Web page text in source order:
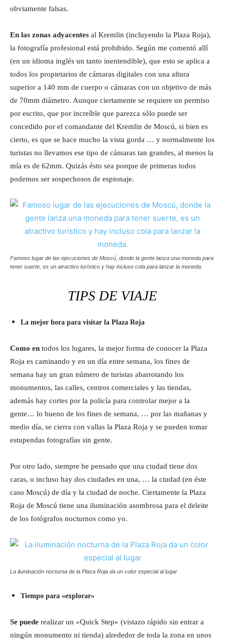
obviamente falsas.
En las zonas adyacentes al Kremlin (incluyendo la Plaza Roja),
la fotografía profesional está prohibido. Según me comentó allí
(en un idioma inglés un tanto inentendible), que esto se aplica a
todos los propietarios de cámaras digitales con una altura
superior a 140 mm de cuerpo o cámaras con un objetivo de más
de 70mm diámetro. Aunque ciertamente se requiere un permiso
por escrito, que por increíble que parezca sólo puede ser
concedido por el comandante del Kremlin de Moscú, si bien es
cierto, es que se hace mucho la vista gorda … y normalmente los
turistas no llevamos ese tipo de cámaras tan grandes, al menos la
mía es de 62mm. Quizás ésto sea porque de primeras todos
podemos ser sospechosos de espionaje.
Famoso lugar de las ejecuciones de Moscú, donde la gente lanza una moneda para
tener suerte, es un atractivo turístico y hay incluso cola para lanzar la moneda.
TIPS DE VIAJE
La mejor hora para visitar la Plaza Roja
Como en todos los lugares, la mejor forma de conocer la Plaza
Roja es caminando y en un día entre semana, los fines de
semana hay un gran número de turistas abarrotando los
monumentos, las calles, centros comerciales y las tiendas,
además hay cortes por la policía para controlar mejor a la
gente… lo bueno de los fines de semana, … por las mañanas y
medio día, se cierra con vallas la Plaza Roja y se pueden tomar
estupendas fotografías sin gente.
Por otro lado, siempre he pensado que una ciudad tiene dos
caras, o incluso hay dos ciudades en una, … la ciudad (en éste
caso Moscú) de día y la ciudad de noche. Ciertamente la Plaza
Roja de Moscú tiene una iluminación asombrosa para el deleite
de los fotógrafos nocturnos como yo.
La iluminación nocturna de la Plaza Roja da un color especial al lugar
Tiempo para «explorar»
Se puede realizar un «Quick Step» (vistazo rápido sin entrar a
ningún monumento ni tienda) alrededor de toda la zona en unos